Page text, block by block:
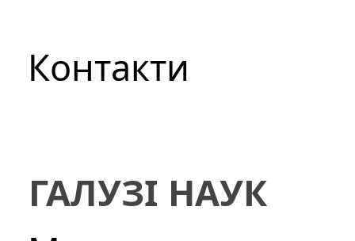
Контакти
ГАЛУЗІ НАУК